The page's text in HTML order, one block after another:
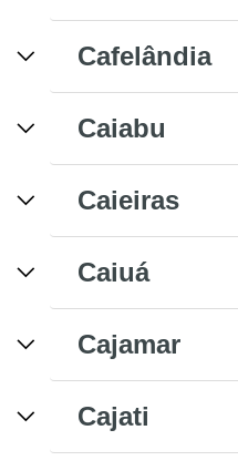
Cafelândia
Caiabu
Caieiras
Caiuá
Cajamar
Cajati